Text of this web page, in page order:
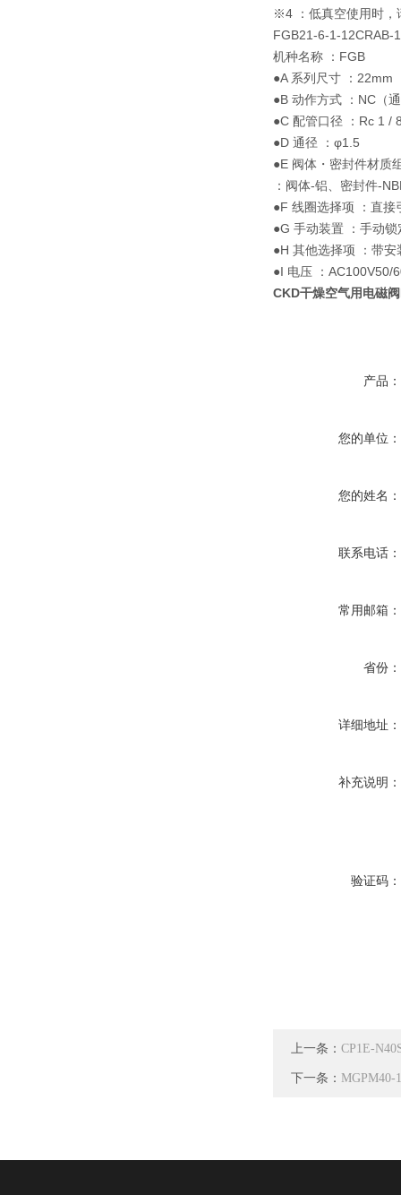
※4 ：低真空使用时，
FGB21-6-1-12CRAB-1
机种名称 ：FGB
●A 系列尺寸 ：22mm
●B 动作方式 ：NC（
●C 配管口径 ：Rc 1 /
●D 通径 ：φ1.5
●E 阀体・密封件材质
：阀体-铝、密封件-
●F 线圈选择项 ：直接
●G 手动装置 ：手动锁
●H 其他选择项 ：带安
●I 电压 ：AC100V50/
CKD干燥空气用电磁
产品：
您的单位：
您的姓名：
联系电话：
常用邮箱：
省份：
详细地址：
补充说明：
验证码：
上一条： CP1E-
下一条： MGPM40-